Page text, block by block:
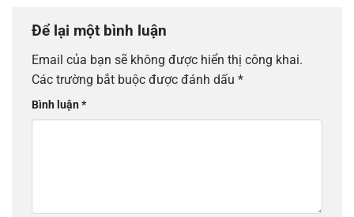
Để lại một bình luận
Email của bạn sẽ không được hiển thị công khai.
Các trường bắt buộc được đánh dấu *
Bình luận*